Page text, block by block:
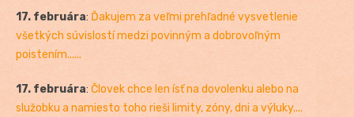
17. februára: Ďakujem za veľmi prehľadné vysvetlenie
všetkých súvislostí medzi povinným a dobrovoľným
poistením......
17. februára: Človek chce len ísť na dovolenku alebo na
služobku a namiesto toho rieši limity, zóny, dni a výluky....